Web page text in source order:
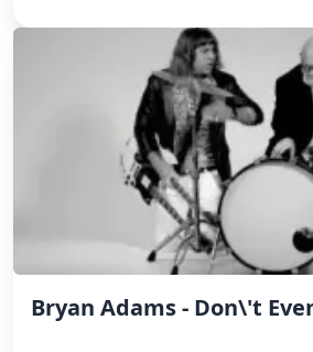
Bryan Adams - Don\'t